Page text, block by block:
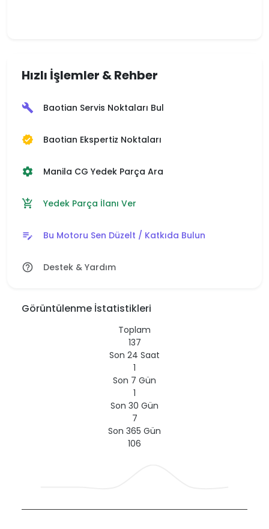
Hızlı İşlemler & Rehber
build Baotian Servis Noktaları Bul
verified Baotian Ekspertiz Noktaları
settings Manila CG Yedek Parça Ara
add_shopping_cart Yedek Parça İlanı Ver
edit_note Bu Motoru Sen Düzelt / Katkıda Bulun
help_outline Destek & Yardım
Görüntülenme İstatistikleri
Toplam
137
Son 24 Saat
1
Son 7 Gün
1
Son 30 Gün
7
Son 365 Gün
106